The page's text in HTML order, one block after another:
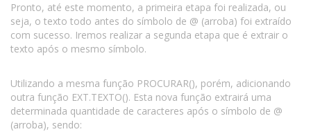
Pronto, até este momento, a primeira etapa foi realizada, ou
seja, o texto todo antes do símbolo de @ (arroba) foi extraído
com sucesso. Iremos realizar a segunda etapa que é extrair o
texto após o mesmo símbolo.
Utilizando a mesma função PROCURAR(), porém, adicionando
outra função EXT.TEXTO(). Esta nova função extrairá uma
determinada quantidade de caracteres após o símbolo de @
(arroba), sendo: